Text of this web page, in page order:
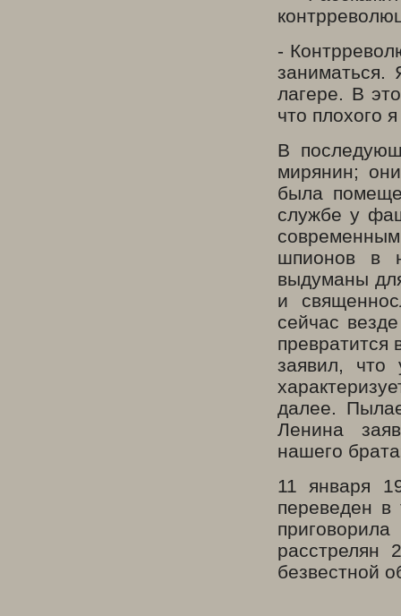
-
лагере. В
что плохого
В
мирянин;
была
службе у
шпионов в
выдуманы
и
сейчас
превратится
заявил, что
далее.
Ленина
нашего
11 января
переведен в
расстрелян
безвестной